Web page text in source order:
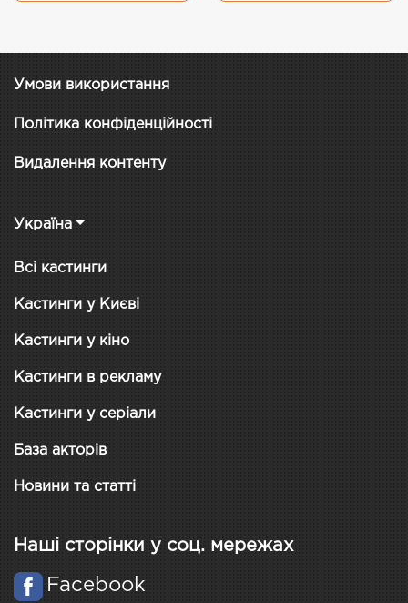
Умови використання
Політика конфіденційності
Видалення контенту
Україна
Всі кастинги
Кастинги у Києві
Кастинги у кіно
Кастинги в рекламу
Кастинги у серіали
База акторів
Новини та статті
Наші сторінки у соц. мережах
Facebook